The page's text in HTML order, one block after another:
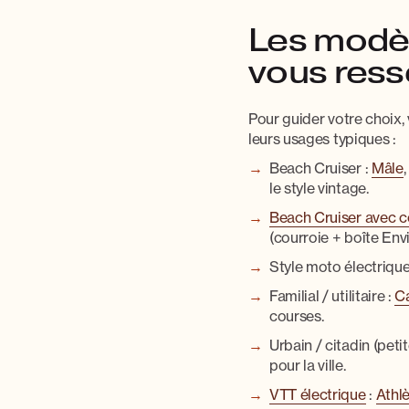
Les
vous
Pour guider votre
leurs usages typiques :
Beach Cruiser: Mâle,
le style vintage.
Beach Cruiser avec
(courroie + boîte
Style moto
Familial / utilitaire:
courses.
Urbain / citadin
pour la ville.
VTT électrique: